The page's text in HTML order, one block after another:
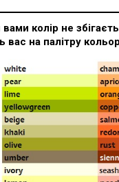
колір не
вас на палітру